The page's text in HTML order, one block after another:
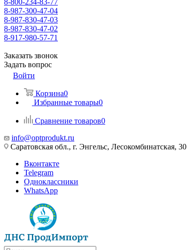
8-800-234-83-77
8-987-300-47-04
8-987-830-47-03
8-987-830-47-02
8-917-980-57-71
Заказать звонок
Задать вопрос
Войти
Корзина0
Избранные товары0
Сравнение товаров0
info@optprodukt.ru
Саратовская обл., г. Энгельс, Лесокомбинатская, 30
Вконтакте
Telegram
Одноклассники
WhatsApp